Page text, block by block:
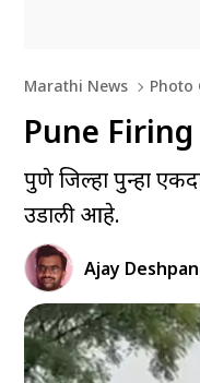
Marathi News Photo
Pune Firing :
पुणे जिल्हा पुन्हा
उडाली आहे.
Ajay